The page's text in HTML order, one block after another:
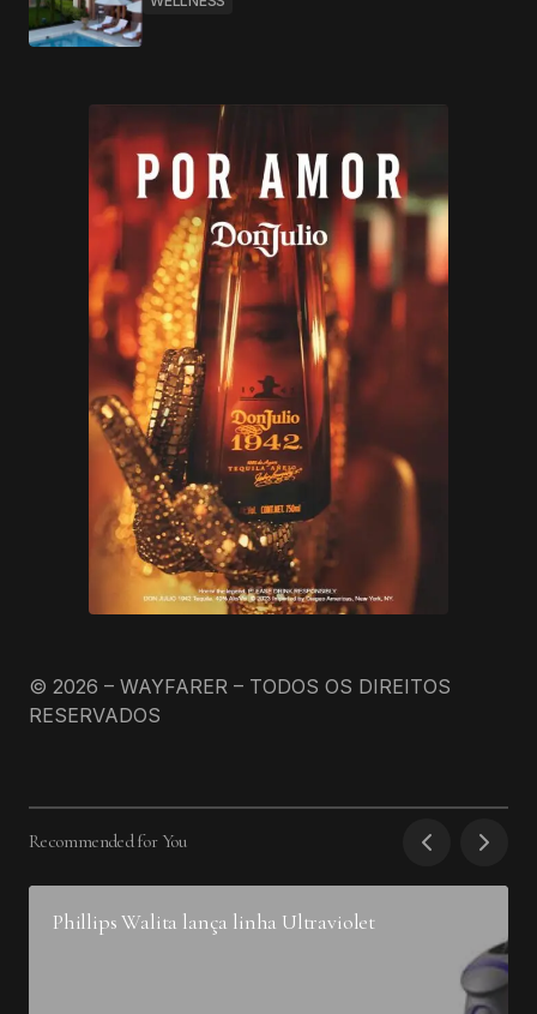
© 2026 – WAYFARER – TODOS OS DIREITOS
RESERVADOS
Recommended for You
Phillips Walita lança linha Ultraviolet